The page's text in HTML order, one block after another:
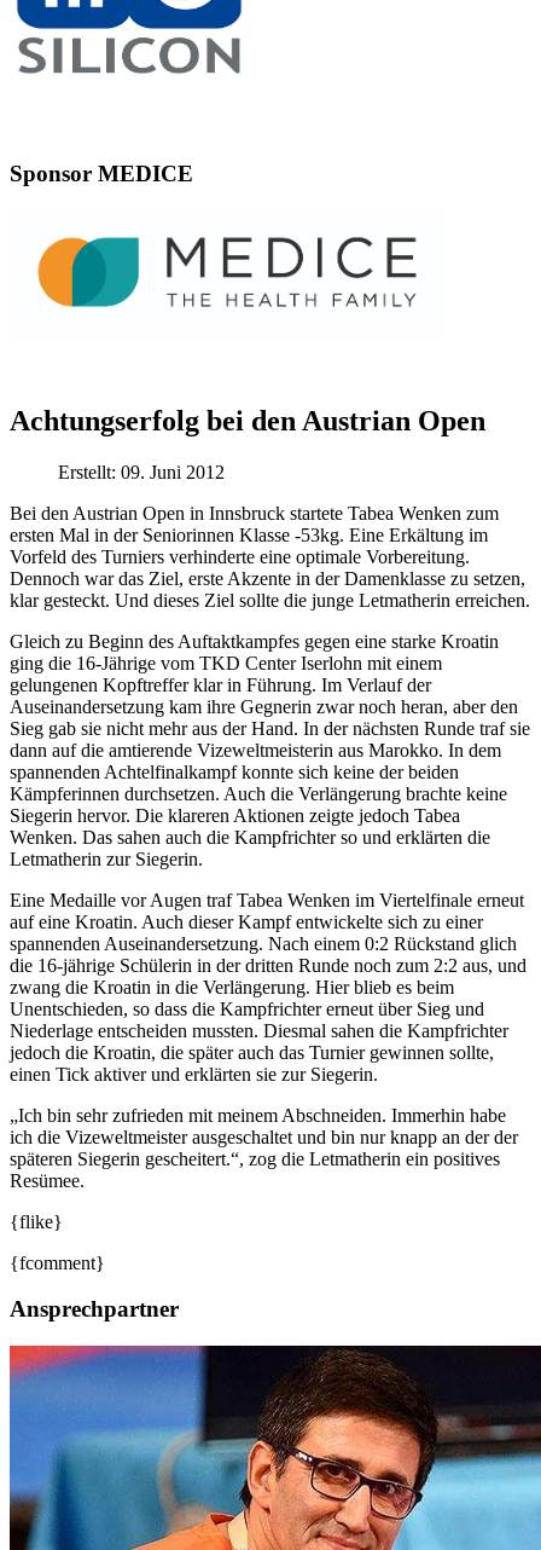
Sponsor MEDICE
Achtungserfolg bei den Austrian Open
Erstellt: 09. Juni 2012
Bei den Austrian Open in Innsbruck startete Tabea Wenken zum
ersten Mal in der Seniorinnen Klasse -53kg. Eine Erkältung im
Vorfeld des Turniers verhinderte eine optimale Vorbereitung.
Dennoch war das Ziel, erste Akzente in der Damenklasse zu setzen,
klar gesteckt. Und dieses Ziel sollte die junge Letmatherin erreichen.
Gleich zu Beginn des Auftaktkampfes gegen eine starke Kroatin
ging die 16-Jährige vom TKD Center Iserlohn mit einem
gelungenen Kopftreffer klar in Führung. Im Verlauf der
Auseinandersetzung kam ihre Gegnerin zwar noch heran, aber den
Sieg gab sie nicht mehr aus der Hand. In der nächsten Runde traf sie
dann auf die amtierende Vizeweltmeisterin aus Marokko. In dem
spannenden Achtelfinalkampf konnte sich keine der beiden
Kämpferinnen durchsetzen. Auch die Verlängerung brachte keine
Siegerin hervor. Die klareren Aktionen zeigte jedoch Tabea
Wenken. Das sahen auch die Kampfrichter so und erklärten die
Letmatherin zur Siegerin.
Eine Medaille vor Augen traf Tabea Wenken im Viertelfinale erneut
auf eine Kroatin. Auch dieser Kampf entwickelte sich zu einer
spannenden Auseinandersetzung. Nach einem 0:2 Rückstand glich
die 16-jährige Schülerin in der dritten Runde noch zum 2:2 aus, und
zwang die Kroatin in die Verlängerung. Hier blieb es beim
Unentschieden, so dass die Kampfrichter erneut über Sieg und
Niederlage entscheiden mussten. Diesmal sahen die Kampfrichter
jedoch die Kroatin, die später auch das Turnier gewinnen sollte,
einen Tick aktiver und erklärten sie zur Siegerin.
„Ich bin sehr zufrieden mit meinem Abschneiden. Immerhin habe
ich die Vizeweltmeister ausgeschaltet und bin nur knapp an der der
späteren Siegerin gescheitert.“, zog die Letmatherin ein positives
Resümee.
{flike}
{fcomment}
Ansprechpartner